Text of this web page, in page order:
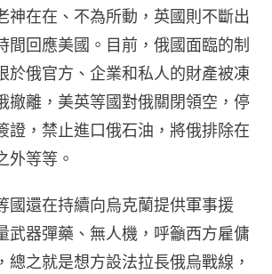
神在在、不為所動，英國則不斷出
間回應美國。目前，俄國面臨的制
於俄官方、企業和私人的財產被凍
撤離，美英等國對俄關閉領空，停
證，禁止進口俄石油，將俄排除在
外等等。
國還在持續向烏克蘭提供軍事援
武器彈藥、無人機，呼籲西方雇傭
總之就是想方設法拉長俄烏戰線，